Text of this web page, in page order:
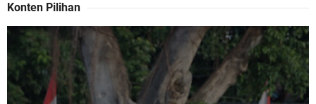
Konten Pilihan